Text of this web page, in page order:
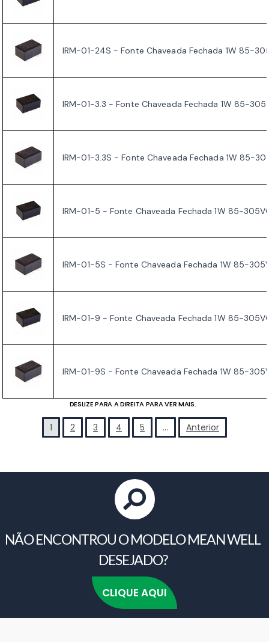
IRM-01-24S - Fonte Chaveada Fechada 1W 85-
IRM-01-3.3 - Fonte Chaveada Fechada 1W 85-
IRM-01-3.3S - Fonte Chaveada Fechada 1W 85-
IRM-01-5 - Fonte Chaveada Fechada 1W 85-
IRM-01-5S - Fonte Chaveada Fechada 1W 85-
IRM-01-9 - Fonte Chaveada Fechada 1W 85-
IRM-01-9S - Fonte Chaveada Fechada 1W 85-
DESLIZE PARA A DIREITA PARA VER MAIS.
1 2 3 4 5 … Anterior
NÃO ENCONTROU O MODELO MEAN WELL
DESEJADO?
CLIQUE AQUI